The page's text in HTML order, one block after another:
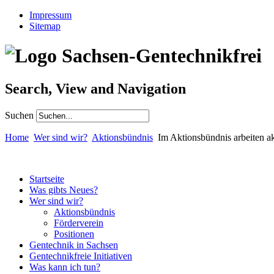
Impressum
Sitemap
Search, View and Navigation
Suchen
Home Wer sind wir? Aktionsbündnis Im Aktionsbündnis arbeiten
Startseite
Was gibts Neues?
Wer sind wir?
Aktionsbündnis
Förderverein
Positionen
Gentechnik in Sachsen
Gentechnikfreie Initiativen
Was kann ich tun?